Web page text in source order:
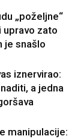
„poželjne“
upravo zato
je snašlo
iznervirao:
a jedna
manipulacije: